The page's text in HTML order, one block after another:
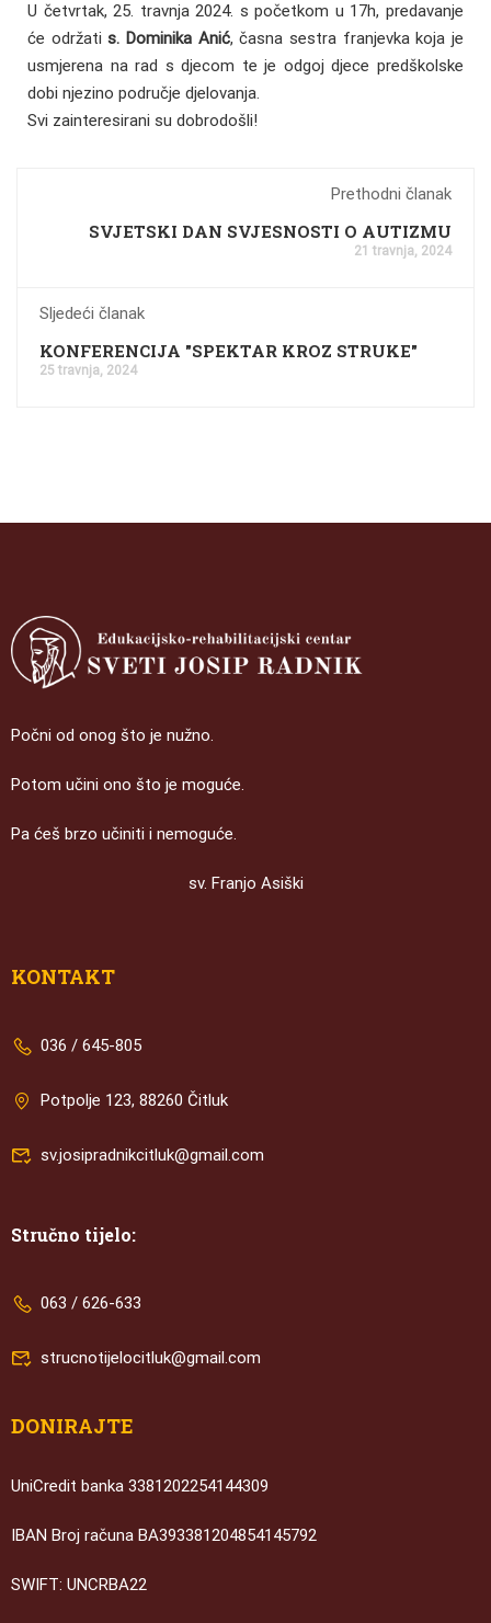
U četvrtak, 25. travnja 2024. s početkom u 17h, predavanje
će održatis. Dominika Anić, časna sestra franjevka koja je
usmjerena na rad s djecom te je odgoj djece predškolske
dobi njezino područje djelovanja.
Svi zainteresirani su dobrodošli!
Prethodni članak
SVJETSKI DAN SVJESNOSTI O AUTIZMU
21 travnja, 2024
Sljedeći članak
KONFERENCIJA "SPEKTAR KROZ STRUKE"
25 travnja, 2024
Počni od onog što je nužno.
Potom učini ono što je moguće.
Pa ćeš brzo učiniti i nemoguće.
sv. Franjo Asiški
KONTAKT
036 / 645-805
Potpolje 123, 88260 Čitluk
sv.josipradnikcitluk@gmail.com
Stručno tijelo:
063 / 626-633
strucnotijelocitluk@gmail.com
DONIRAJTE
UniCredit banka 3381202254144309
IBAN Broj računa BA393381204854145792
SWIFT: UNCRBA22